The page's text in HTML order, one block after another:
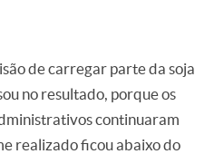
de carregar parte da soja
no resultado, porque os
continuaram
realizado ficou abaixo do